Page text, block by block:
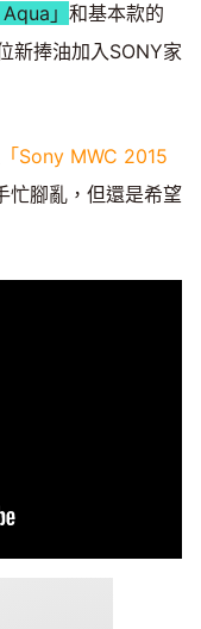
」 和基本款的
新捧油加入SONY家
「Sony MWC 2015
忙腳亂，但還是希望